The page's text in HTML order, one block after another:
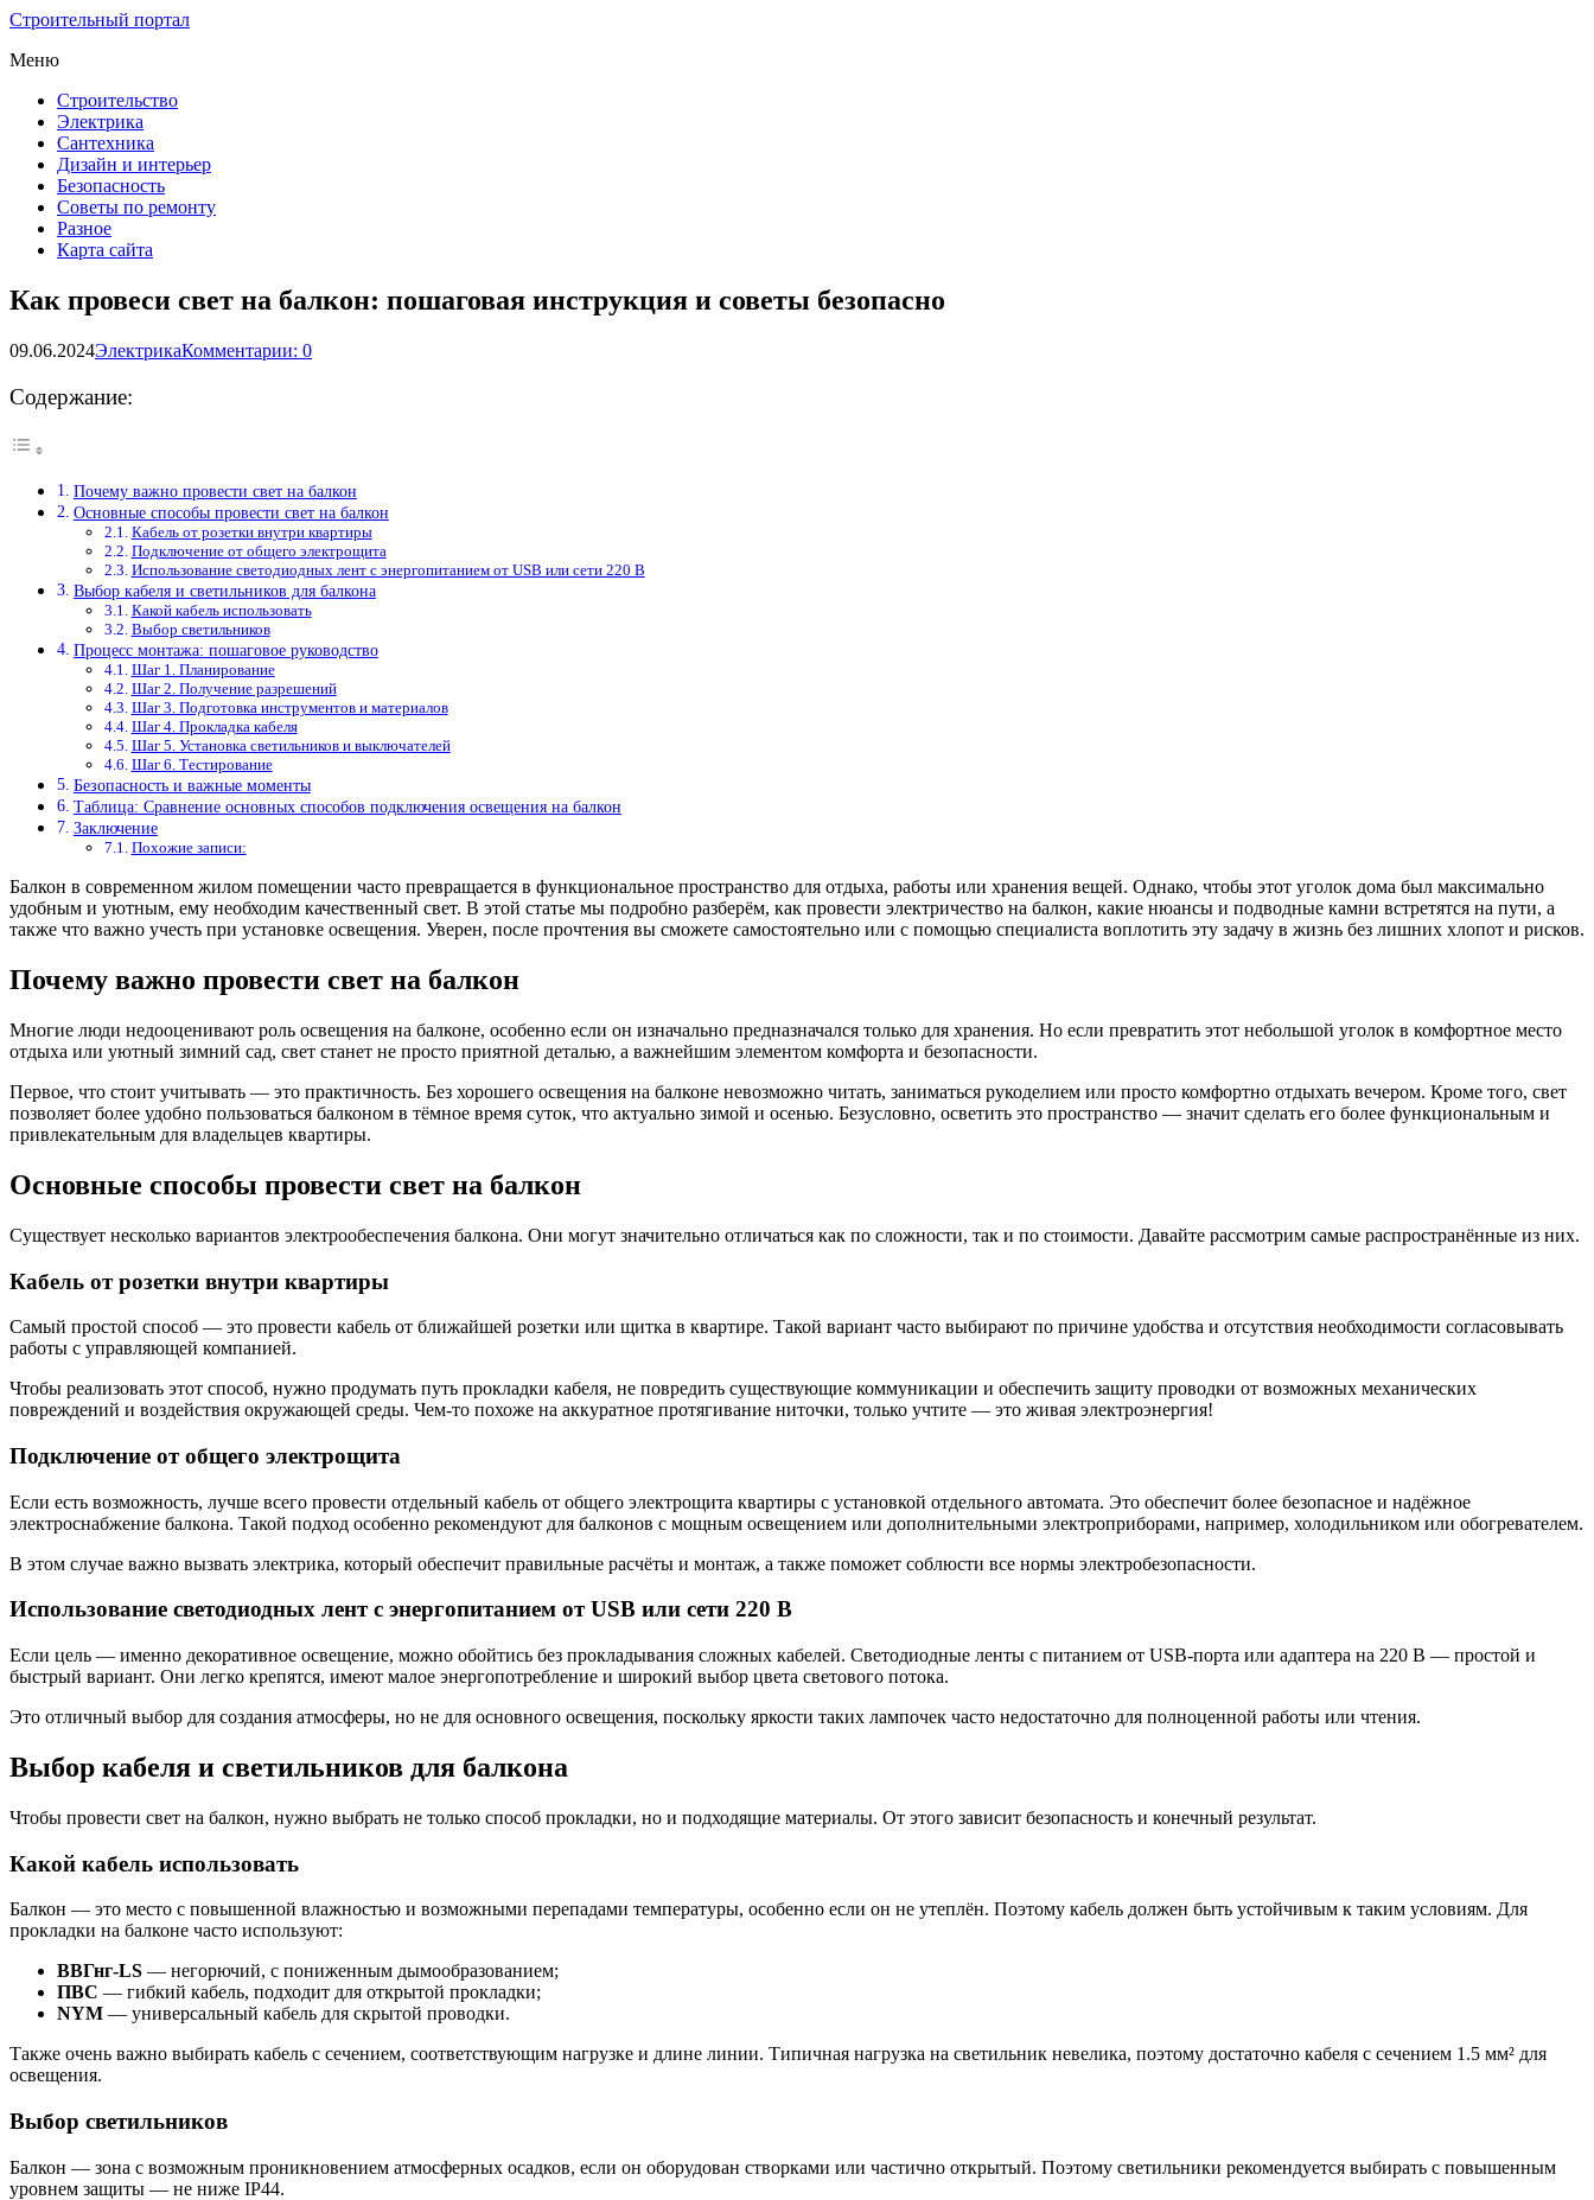
Строительный портал
Меню
Строительство
Электрика
Сантехника
Дизайн и интерьер
Безопасность
Советы по ремонту
Разное
Карта сайта
Как провеси свет на балкон: пошаговая инструкция и советы безопасно
09.06.2024ЭлектрикаКомментарии: 0
Содержание:
Почему важно провести свет на балкон
Основные способы провести свет на балкон
Кабель от розетки внутри квартиры
Подключение от общего электрощита
Использование светодиодных лент с энергопитанием от USB или сети 220 В
Выбор кабеля и светильников для балкона
Какой кабель использовать
Выбор светильников
Процесс монтажа: пошаговое руководство
Шаг 1. Планирование
Шаг 2. Получение разрешений
Шаг 3. Подготовка инструментов и материалов
Шаг 4. Прокладка кабеля
Шаг 5. Установка светильников и выключателей
Шаг 6. Тестирование
Безопасность и важные моменты
Таблица: Сравнение основных способов подключения освещения на балкон
Заключение
Похожие записи:
Балкон в современном жилом помещении часто превращается в функциональное пространство для отдыха, работы или хранения вещей. Однако, чтобы этот уголок дома был максимально
удобным и уютным, ему необходим качественный свет. В этой статье мы подробно разберём, как провести электричество на балкон, какие нюансы и подводные камни встретятся на пути, а
также что важно учесть при установке освещения. Уверен, после прочтения вы сможете самостоятельно или с помощью специалиста воплотить эту задачу в жизнь без лишних хлопот и рисков.
Почему важно провести свет на балкон
Многие люди недооценивают роль освещения на балконе, особенно если он изначально предназначался только для хранения. Но если превратить этот небольшой уголок в комфортное место
отдыха или уютный зимний сад, свет станет не просто приятной деталью, а важнейшим элементом комфорта и безопасности.
Первое, что стоит учитывать — это практичность. Без хорошего освещения на балконе невозможно читать, заниматься рукоделием или просто комфортно отдыхать вечером. Кроме того, свет
позволяет более удобно пользоваться балконом в тёмное время суток, что актуально зимой и осенью. Безусловно, осветить это пространство — значит сделать его более функциональным и
привлекательным для владельцев квартиры.
Основные способы провести свет на балкон
Существует несколько вариантов электрообеспечения балкона. Они могут значительно отличаться как по сложности, так и по стоимости. Давайте рассмотрим самые распространённые из них.
Кабель от розетки внутри квартиры
Самый простой способ — это провести кабель от ближайшей розетки или щитка в квартире. Такой вариант часто выбирают по причине удобства и отсутствия необходимости согласовывать
работы с управляющей компанией.
Чтобы реализовать этот способ, нужно продумать путь прокладки кабеля, не повредить существующие коммуникации и обеспечить защиту проводки от возможных механических
повреждений и воздействия окружающей среды. Чем-то похоже на аккуратное протягивание ниточки, только учтите — это живая электроэнергия!
Подключение от общего электрощита
Если есть возможность, лучше всего провести отдельный кабель от общего электрощита квартиры с установкой отдельного автомата. Это обеспечит более безопасное и надёжное
электроснабжение балкона. Такой подход особенно рекомендуют для балконов с мощным освещением или дополнительными электроприборами, например, холодильником или обогревателем.
В этом случае важно вызвать электрика, который обеспечит правильные расчёты и монтаж, а также поможет соблюсти все нормы электробезопасности.
Использование светодиодных лент с энергопитанием от USB или сети 220 В
Если цель — именно декоративное освещение, можно обойтись без прокладывания сложных кабелей. Светодиодные ленты с питанием от USB-порта или адаптера на 220 В — простой и
быстрый вариант. Они легко крепятся, имеют малое энергопотребление и широкий выбор цвета светового потока.
Это отличный выбор для создания атмосферы, но не для основного освещения, поскольку яркости таких лампочек часто недостаточно для полноценной работы или чтения.
Выбор кабеля и светильников для балкона
Чтобы провести свет на балкон, нужно выбрать не только способ прокладки, но и подходящие материалы. От этого зависит безопасность и конечный результат.
Какой кабель использовать
Балкон — это место с повышенной влажностью и возможными перепадами температуры, особенно если он не утеплён. Поэтому кабель должен быть устойчивым к таким условиям. Для
прокладки на балконе часто используют:
ВВГнг-LS — негорючий, с пониженным дымообразованием;
ПВС — гибкий кабель, подходит для открытой прокладки;
NYM — универсальный кабель для скрытой проводки.
Также очень важно выбирать кабель с сечением, соответствующим нагрузке и длине линии. Типичная нагрузка на светильник невелика, поэтому достаточно кабеля с сечением 1.5 мм² для
освещения.
Выбор светильников
Балкон — зона с возможным проникновением атмосферных осадков, если он оборудован створками или частично открытый. Поэтому светильники рекомендуется выбирать с повышенным
уровнем защиты — не ниже IP44.